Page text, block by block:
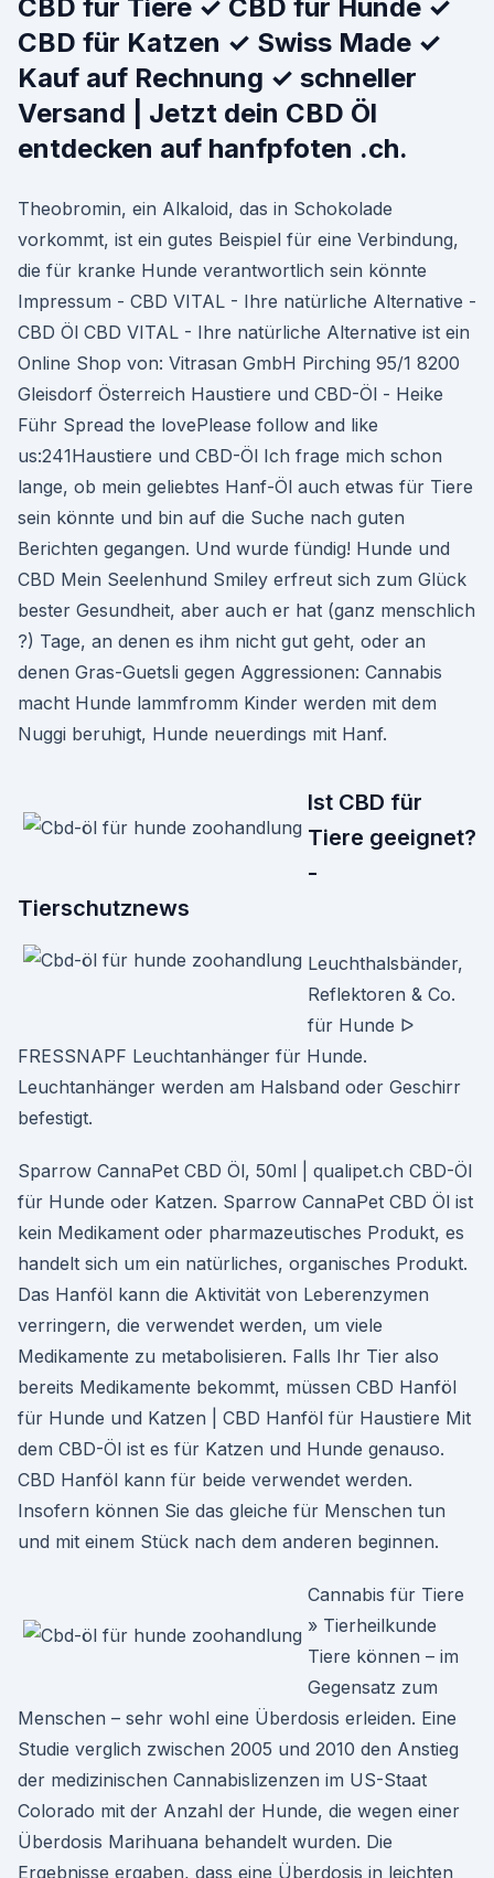
CBD für Tiere ✓ CBD für Hunde ✓
CBD für Katzen ✓ Swiss Made ✓
Kauf auf Rechnung ✓ schneller
Versand | Jetzt dein CBD Öl
entdecken auf hanfpfoten .ch.
Theobromin, ein Alkaloid, das in Schokolade
vorkommt, ist ein gutes Beispiel für eine Verbindung,
die für kranke Hunde verantwortlich sein könnte
Impressum - CBD VITAL - Ihre natürliche Alternative -
CBD Öl CBD VITAL - Ihre natürliche Alternative ist ein
Online Shop von: Vitrasan GmbH Pirching 95/1 8200
Gleisdorf Österreich Haustiere und CBD-Öl - Heike
Führ Spread the lovePlease follow and like
us:241Haustiere und CBD-Öl Ich frage mich schon
lange, ob mein geliebtes Hanf-Öl auch etwas für Tiere
sein könnte und bin auf die Suche nach guten
Berichten gegangen. Und wurde fündig! Hunde und
CBD Mein Seelenhund Smiley erfreut sich zum Glück
bester Gesundheit, aber auch er hat (ganz menschlich
?) Tage, an denen es ihm nicht gut geht, oder an
denen Gras-Guetsli gegen Aggressionen: Cannabis
macht Hunde lammfromm Kinder werden mit dem
Nuggi beruhigt, Hunde neuerdings mit Hanf.
Ist CBD für
Tiere geeignet?
-
Tierschutznews
Leuchthalsbänder,
Reflektoren & Co.
für Hunde ᐅ
FRESSNAPF Leuchtanhänger für Hunde.
Leuchtanhänger werden am Halsband oder Geschirr
befestigt.
Sparrow CannaPet CBD Öl, 50ml | qualipet.ch CBD-Öl
für Hunde oder Katzen. Sparrow CannaPet CBD Öl ist
kein Medikament oder pharmazeutisches Produkt, es
handelt sich um ein natürliches, organisches Produkt.
Das Hanföl kann die Aktivität von Leberenzymen
verringern, die verwendet werden, um viele
Medikamente zu metabolisieren. Falls Ihr Tier also
bereits Medikamente bekommt, müssen CBD Hanföl
für Hunde und Katzen | CBD Hanföl für Haustiere Mit
dem CBD-Öl ist es für Katzen und Hunde genauso.
CBD Hanföl kann für beide verwendet werden.
Insofern können Sie das gleiche für Menschen tun
und mit einem Stück nach dem anderen beginnen.
Cannabis für Tiere
» Tierheilkunde
Tiere können – im
Gegensatz zum
Menschen – sehr wohl eine Überdosis erleiden. Eine
Studie verglich zwischen 2005 und 2010 den Anstieg
der medizinischen Cannabislizenzen im US-Staat
Colorado mit der Anzahl der Hunde, die wegen einer
Überdosis Marihuana behandelt wurden. Die
Ergebnisse ergaben, dass eine Überdosis in leichten